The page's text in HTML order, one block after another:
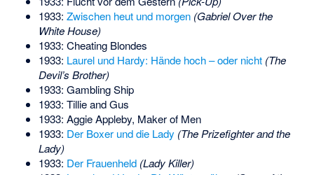
1933: Zwischen heut und morgen (Gabriel Over the
White House)
1933: Cheating Blondes
1933: Laurel und Hardy: Hände hoch – oder nicht (The
Devil’s Brother)
1933: Gambling Ship
1933: Tillie and Gus
1933: Aggie Appleby, Maker of Men
1933: Der Boxer und die Lady (The Prizefighter and the
Lady)
1933: Der Frauenheld (Lady Killer)